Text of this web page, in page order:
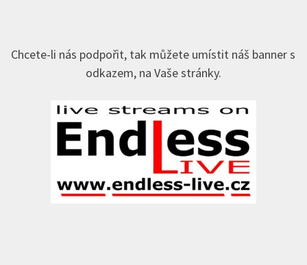
Chcete-li nás podpořit, tak můžete umístit náš banner s
odkazem, na Vaše stránky.